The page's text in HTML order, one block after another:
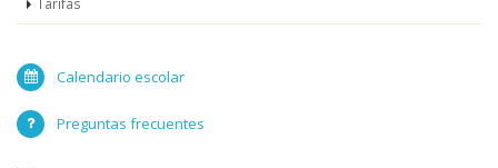
Calendario escolar
Preguntas frecuentes